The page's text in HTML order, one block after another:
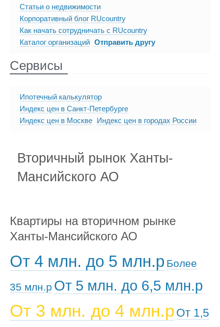
Статьи о недвижимости
Корпоративный блог RUcountry
Как начать сотрудничать с RUcountry
Каталог организаций Отправить другу
Сервисы
Ипотечный калькулятор
Индекс цен в Санкт-Петербурге
Индекс цен в Москве Индекс цен в городах России
Вторичный рынок Ханты-
Мансийского АО
Квартиры на вторичном рынке
Ханты-Мансийского АО
От 4 млн. до 5 млн.р Более
35 млн.р От 5 млн. до 6,5 млн.р
От 3 млн. до 4 млн.р От 1,5